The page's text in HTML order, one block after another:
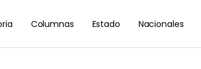
Columnas Estado Nacionales